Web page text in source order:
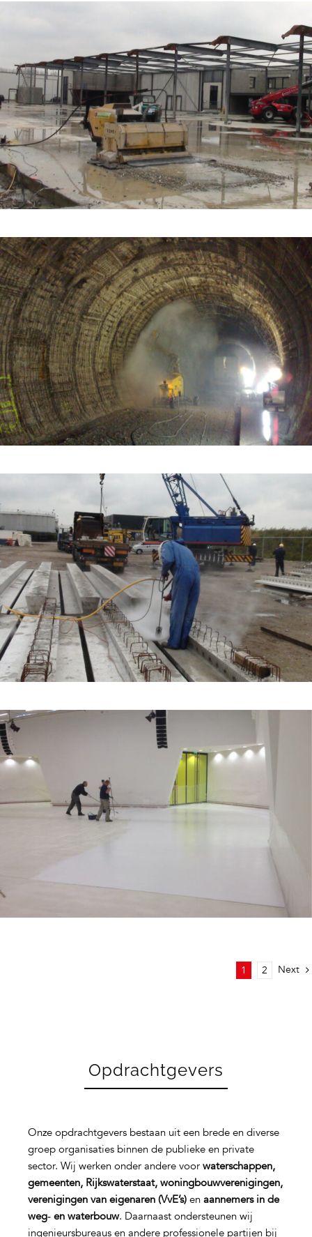
1 2 Next
Opdrachtgevers
Onze opdrachtgevers bestaan uit een brede en diverse
groep organisaties binnen de publieke en private
sector. Wij werken onder andere voor waterschappen,
gemeenten, Rijkswaterstaat, woningbouwverenigingen,
verenigingen van eigenaren (VvE’s)en aannemers in de
weg‑ en waterbouw. Daarnaast ondersteunen wij
ingenieursbureaus en andere professionele partijen bij